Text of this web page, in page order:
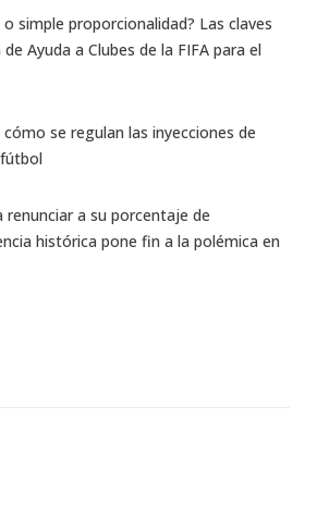
simple proporcionalidad? Las claves
Ayuda a Clubes de la FIFA para el
se regulan las inyecciones de
renunciar a su porcentaje de
histórica pone fin a la polémica en